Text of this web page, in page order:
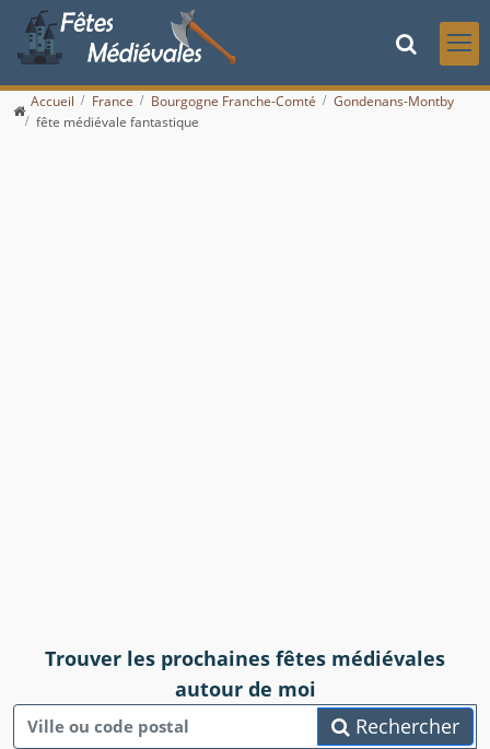
Accueil France Bourgogne Franche-Comté
Gondenans-Montby
fête médiévale fantastique
Trouver les prochaines fêtes médiévales
autour de moi
Rechercher